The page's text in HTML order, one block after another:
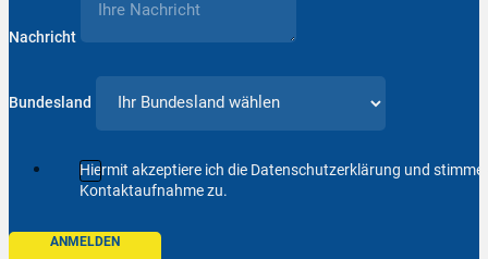
Nachricht
Bundesland
Hiermit akzeptiere ich die Datenschutzerklärung und
Kontaktaufnahme zu.
ANMELDEN